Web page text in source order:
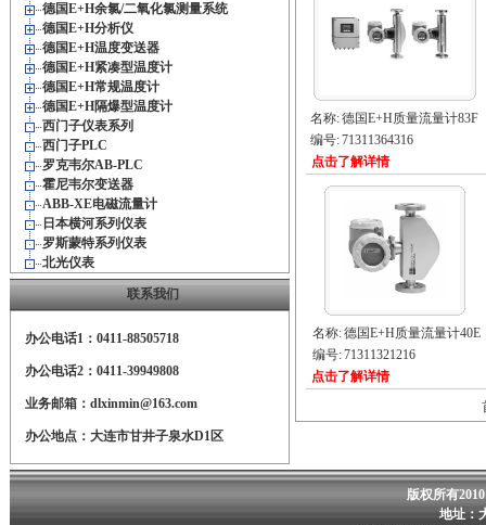
德国E+H余氯/二氧化氯测量系统
德国E+H分析仪
德国E+H温度变送器
德国E+H紧凑型温度计
德国E+H常规温度计
德国E+H隔爆型温度计
西门子仪表系列
西门子PLC
罗克韦尔AB-PLC
霍尼韦尔变送器
ABB-XE电磁流量计
日本横河系列仪表
罗斯蒙特系列仪表
北光仪表
联系我们
办公电话1：0411-88505718
办公电话2：0411-39949808
业务邮箱：dlxinmin@163.com
办公地点：大连市甘井子泉水D1区
名称:德国E+H质量流量计83F
编号:71311364316
点击了解详情
名称:德国E+H质量流量计40E
编号:71311321216
点击了解详情
版权所有
地址：